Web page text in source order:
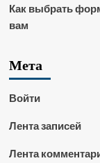
Как выбрать
вам
Мета
Войти
Лента записей
Лента